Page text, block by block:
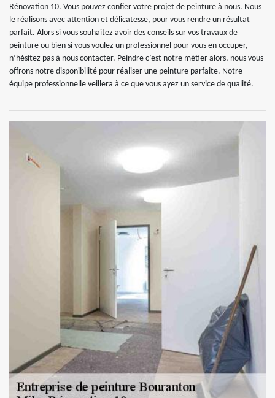
Rénovation 10. Vous pouvez confier votre projet de peinture à nous. Nous
le réalisons avec attention et délicatesse, pour vous rendre un résultat
parfait. Alors si vous souhaitez avoir des conseils sur vos travaux de
peinture ou bien si vous voulez un professionnel pour vous en occuper,
n’hésitez pas à nous contacter. Peindre c’est notre métier alors, nous vous
offrons notre disponibilité pour réaliser une peinture parfaite. Notre
équipe professionnelle veillera à ce que vous ayez un service de qualité.